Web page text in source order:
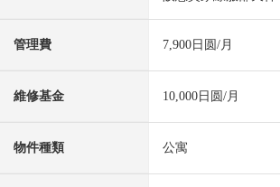
管理費 7,900日圆/月
維修基金 10,000日圆/月
物件種類 公寓